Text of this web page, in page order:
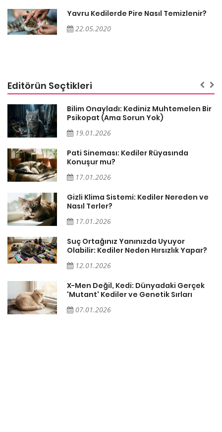
Yavru Kedilerde Pire Nasıl Temizlenir?
22.05.2020
Editörün Seçtikleri
Bilim Onayladı: Kediniz Muhtemelen Bir
Psikopat (Ama Sorun Yok)
19.01.2026
Pati Sineması: Kediler Rüyasında
Konuşur mu?
17.01.2026
Gizli Klima Sistemi: Kediler Nereden ve
Nasıl Terler?
17.01.2026
Suç Ortağınız Yanınızda Uyuyor
Olabilir: Kediler Neden Hırsızlık Yapar?
12.01.2026
X-Men Değil, Kedi: Dünyadaki Gerçek
'Mutant' Kediler ve Genetik Sırları
07.01.2026